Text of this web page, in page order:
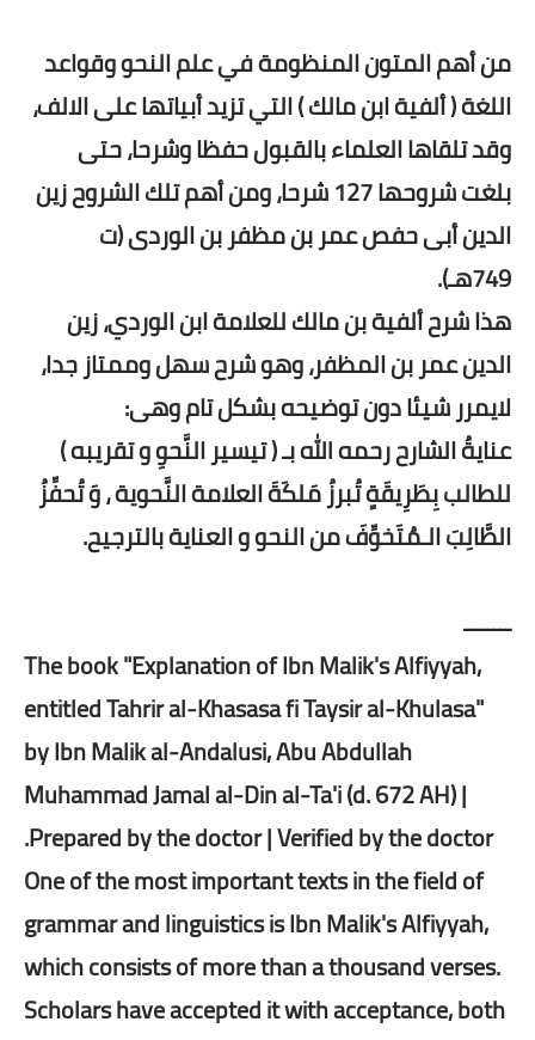
من أهم المتون المنظومة في علم النحو وقواعد
اللغة ( ألفية ابن مالك ) التي تزيد أبياتها على الالف،
وقد تلقاها العلماء بالقبول حفظا وشرحا، حتى
بلغت شروحها 127 شرحا، ومن أهم تلك الشروح زين
الدين أبى حفص عمر بن مظفر بن الوردى (ت
749هـ).
هذا شرح ألفية بن مالك للعلامة ابن الوردي، زين
الدين عمر بن المظفر، وهو شرح سهل وممتاز جدا،
لايمرر شيئا دون توضيحه بشكل تام وهى:
عنايةُ الشارح رحمه الله بـ ( تيسير النَّحوِ و تقريبه )
للطالب بِطَرِيقَةٍ تُبرزُ مَلكَةَ العلامة النَّحوية ، وَ تُحفِّزُ
الطَّالِبَ الـمُتَخوِّفَ من النحو و العناية بالترجيح.
ــــــــ
The book "Explanation of Ibn Malik's Alfiyyah,
entitled Tahrir al-Khasasa fi Taysir al-Khulasa"
by Ibn Malik al-Andalusi, Abu Abdullah
Muhammad Jamal al-Din al-Ta'i (d. 672 AH) |
Prepared by the doctor | Verified by the doctor.
One of the most important texts in the field of
grammar and linguistics is Ibn Malik's Alfiyyah,
which consists of more than a thousand verses.
Scholars have accepted it with acceptance, both